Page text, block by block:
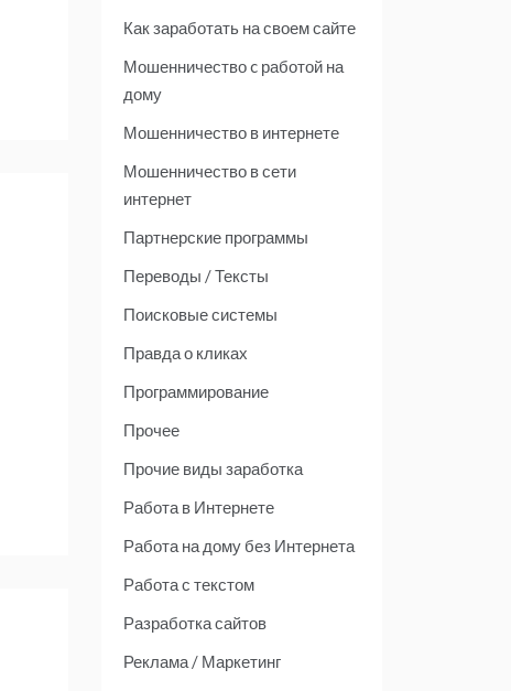
Как заработать на своем сайте
Мошенничество c работой на
дому
Мошенничество в интернете
Мошенничество в сети
интернет
Партнерские программы
Переводы / Тексты
Поисковые системы
Правда о кликах
Программирование
Прочее
Прочие виды заработка
Работа в Интернете
Работа на дому без Интернета
Работа с текстом
Разработка сайтов
Реклама / Маркетинг